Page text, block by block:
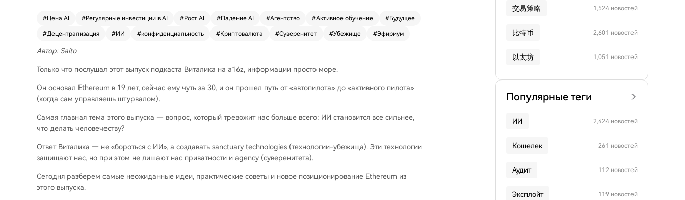
#Цена AI #Регулярные инвестиции в AI #Рост AI #Падение AI #Агентство #Активное обучение #Будущее
#Децентрализация #ИИ #конфиденциальность #Криптовалюта #Суверенитет #Убежище #Эфириум
Автор: Saito
Только что послушал этот выпуск подкаста Виталика на a16z, информации просто море.
Он основал Ethereum в 19 лет, сейчас ему чуть за 30, и он прошел путь от «автопилота» до «активного пилота»
(когда сам управляешь штурвалом).
Самая главная тема этого выпуска — вопрос, который тревожит нас больше всего: ИИ становится все сильнее,
что делать человечеству?
Ответ Виталика — не «бороться с ИИ», а создавать sanctuary technologies (технологии-убежища). Эти технологии
защищают нас, но при этом не лишают нас приватности и agency (суверенитета).
Сегодня разберем самые неожиданные идеи, практические советы и новое позиционирование Ethereum из
этого выпуска.
交易策略 1,524 новостей
比特币 2,601 новостей
以太坊 1,051 новостей
Популярные теги
ИИ 2,424 новостей
Кошелек 261 новостей
Аудит 112 новостей
Эксплойт 119 новостей